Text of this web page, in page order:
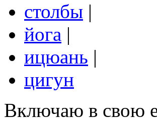
столбы |
йога |
ицюань |
цигун
Включаю в свою